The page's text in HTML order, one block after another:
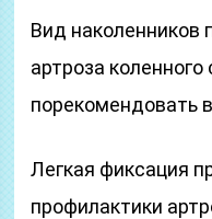
Вид наколенников
артроза
порекомендовать
Легкая фиксация
профилактики